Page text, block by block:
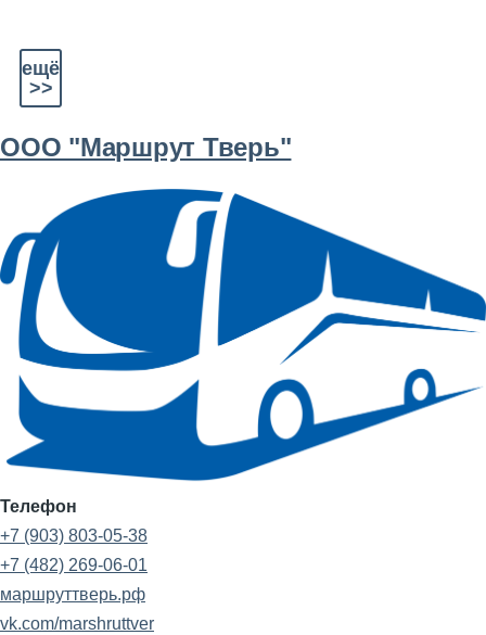
ещё
>>
ООО "Маршрут Тверь"
Телефон
+7 (903) 803-05-38
+7 (482) 269-06-01
маршруттверь.рф
vk.com/marshruttver